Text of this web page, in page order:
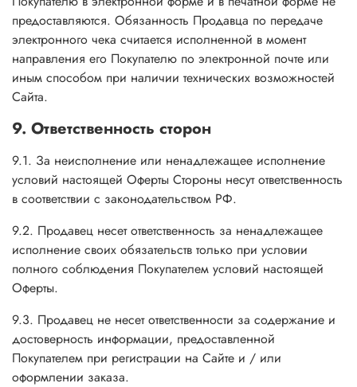
предоставляются. Обязанность Продавца по передаче
электронного чека считается исполненной в момент
направления его Покупателю по электронной почте или
иным способом при наличии технических возможностей
Сайта.
9. Ответственность сторон
9.1. За неисполнение или ненадлежащее исполнение
условий настоящей Оферты Стороны несут ответственность
в соответствии с законодательством РФ.
9.2. Продавец несет ответственность за ненадлежащее
исполнение своих обязательств только при условии
полного соблюдения Покупателем условий настоящей
Оферты.
9.3. Продавец не несет ответственности за содержание и
достоверность информации, предоставленной
Покупателем при регистрации на Сайте и / или
оформлении заказа.